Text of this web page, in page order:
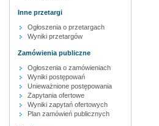
Inne przetargi
Ogłoszenia o przetargach
Wyniki przetargów
Zamówienia publiczne
Ogłoszenia o zamówieniach
Wyniki postępowań
Unieważnione postępowania
Zapytania ofertowe
Wyniki zapytań ofertowych
Plan zamówień publicznych